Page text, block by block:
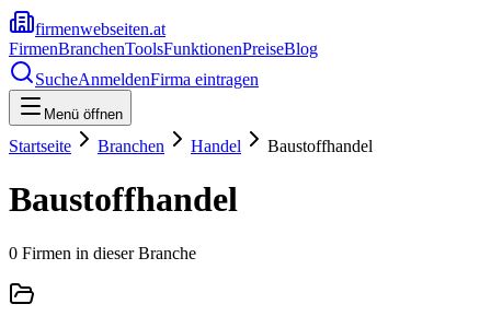
firmenwebseiten.at
FirmenBranchenToolsFunktionenPreiseBlog
SucheAnmeldenFirma eintragen
Menü öffnen
Startseite Branchen Handel Baustoffhandel
Baustoffhandel
0 Firmen in dieser Branche